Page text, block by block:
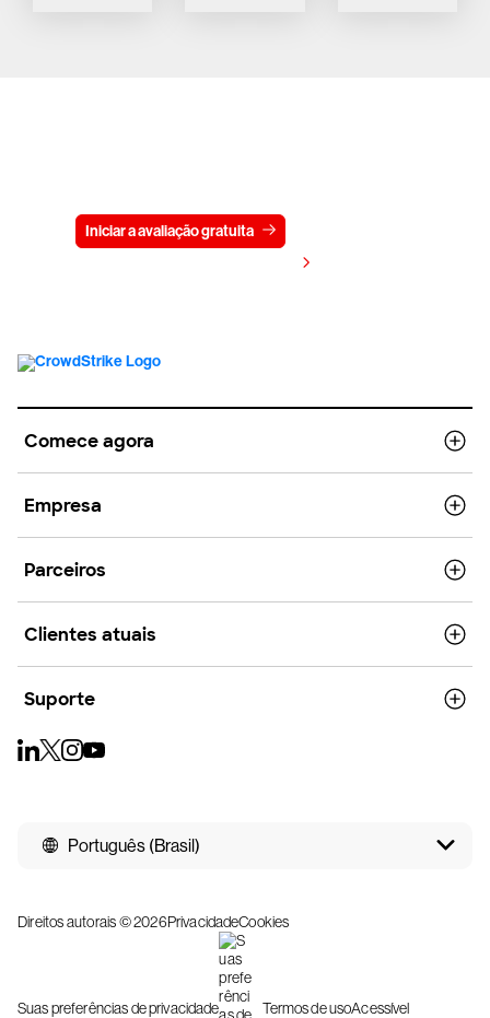
Iniciar a avaliação gratuita
Comece agora
Empresa
Parceiros
Clientes atuais
Suporte
Português (Brasil)
Direitos autorais © 2026PrivacidadeCookies
Suas preferências de privacidade Termos de usoAcessível